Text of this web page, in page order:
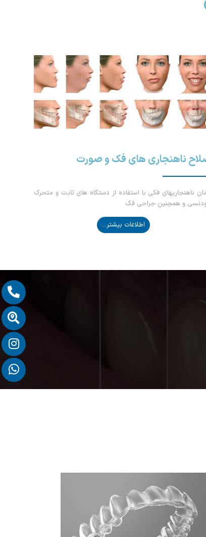
ناهنجاری های فک و صورت
ناهنجاریهای فکی با استفاده از دستگاه های ثابت و متحرک
و همچنین جراحی فک
اطلاعات بیشتر...